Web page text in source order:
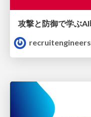
recruitengineers